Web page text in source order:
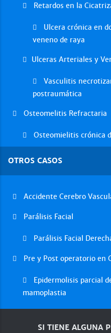
Retardos en la
Ulcera crónica en
veneno de raya
Ulceras Arteriales y
Vasculitis
postraumática
Osteomelitis Refractaria
Osteomielitis crónica
OTROS CASOS
Accidente Cerebro
Parálisis Facial
Parálisis Facial
Pre y Post operatorio en
Epidermolisis parcial
mamoplastia
SI TIENE ALGUNA